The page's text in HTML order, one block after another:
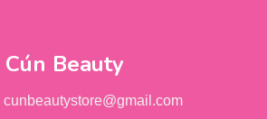
Cún Beauty
cunbeautystore@gmail.com